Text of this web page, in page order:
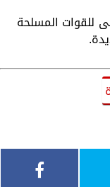
للقوات المسلحة